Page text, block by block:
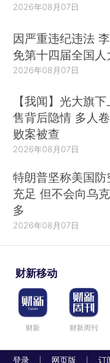
2026年08月07日
因严重违纪违法
免第十四届全国
2026年08月07日
【我闻】光大旗
售背后隐情 多人
败案被查
2026年08月07日
特朗普坚称美国
充足 但不会向乌
多
2026年08月07日
财新移动
财新 财新周刊
登录 网页版 订